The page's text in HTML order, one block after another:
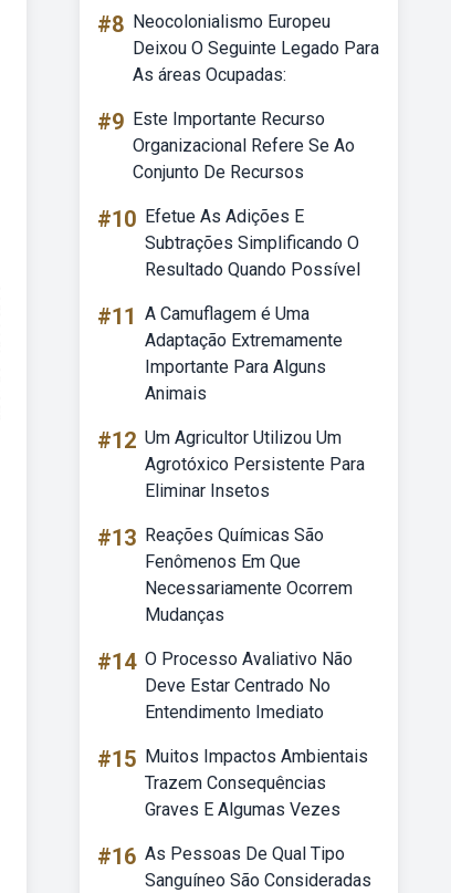
#8 Neocolonialismo Europeu
Deixou O Seguinte Legado Para
As áreas Ocupadas:
#9 Este Importante Recurso
Organizacional Refere Se Ao
Conjunto De Recursos
#10 Efetue As Adições E
Subtrações Simplificando O
Resultado Quando Possível
#11 A Camuflagem é Uma
Adaptação Extremamente
Importante Para Alguns
Animais
#12 Um Agricultor Utilizou Um
Agrotóxico Persistente Para
Eliminar Insetos
#13 Reações Químicas São
Fenômenos Em Que
Necessariamente Ocorrem
Mudanças
#14 O Processo Avaliativo Não
Deve Estar Centrado No
Entendimento Imediato
#15 Muitos Impactos Ambientais
Trazem Consequências
Graves E Algumas Vezes
#16 As Pessoas De Qual Tipo
Sanguíneo São Consideradas